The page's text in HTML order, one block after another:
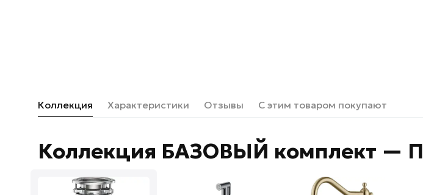
Коллекция Характеристики Отзывы С этим товаром покупают
Коллекция БАЗОВЫЙ комплект —